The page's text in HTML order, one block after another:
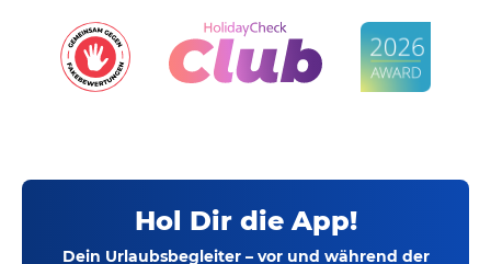
Hol Dir die App!
Dein Urlaubsbegleiter – vor und während der